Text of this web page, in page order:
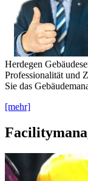
Herdegen
Professionalität und
Sie das
[mehr]